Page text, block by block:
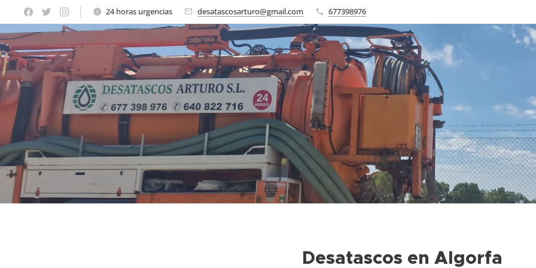
24 horas urgencias desatascosarturo@gmail.com 677398976
Desatascos en Algorfa